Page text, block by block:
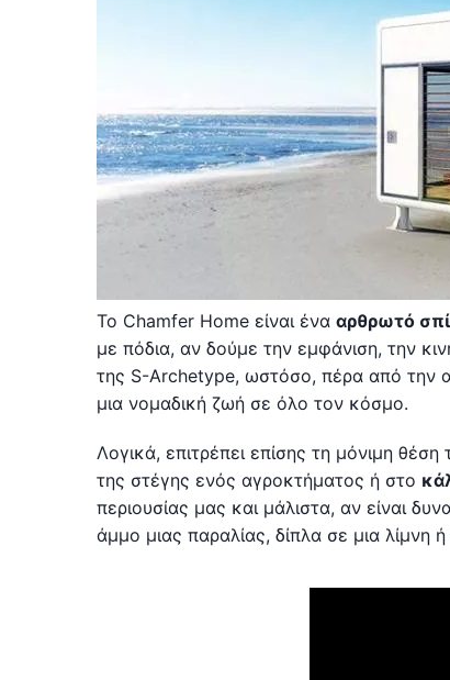
Το Chamfer Home είναι ένα αρθρωτό
με πόδια, αν δούμε την εμφάνιση, την
της S-Archetype, ωστόσο, πέρα από την
μια νομαδική ζωή σε όλο τον κόσμο.
Λογικά, επιτρέπει επίσης τη μόνιμη
της στέγης ενός αγροκτήματος ή στο
περιουσίας μας και μάλιστα, αν είναι
άμμο μιας παραλίας, δίπλα σε μια λίμνη